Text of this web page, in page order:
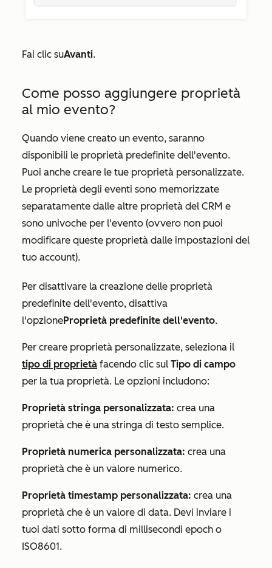
Fai clic suAvanti.
Come posso aggiungere proprietà
al mio evento?
Quando viene creato un evento, saranno
disponibili le proprietà predefinite dell'evento.
Puoi anche creare le tue proprietà personalizzate.
Le proprietà degli eventi sono memorizzate
separatamente dalle altre proprietà del CRM e
sono univoche per l'evento (ovvero non puoi
modificare queste proprietà dalle impostazioni del
tuo account).
Per disattivare la creazione delle proprietà
predefinite dell'evento, disattiva
l'opzioneProprietà predefinite dell'evento.
Per creare proprietà personalizzate, seleziona il
tipo di proprietà facendo clic sul Tipo di campo
per la tua proprietà. Le opzioni includono:
Proprietà stringa personalizzata: crea una
proprietà che è una stringa di testo semplice.
Proprietà numerica personalizzata: crea una
proprietà che è un valore numerico.
Proprietà timestamp personalizzata: crea una
proprietà che è un valore di data. Devi inviare i
tuoi dati sotto forma di millisecondi epoch o
ISO8601.